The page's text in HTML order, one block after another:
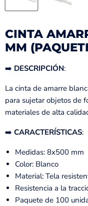
CINTA
MM
➡️ DESCRIPCIÓN:
La cinta de amarre
para sujetar objetos de
materiales de alta
➡️ CARACTERÍSTICAS:
Medidas: 8x500 mm
Color: Blanco
Material: Tela
Resistencia a la
Paquete de 100